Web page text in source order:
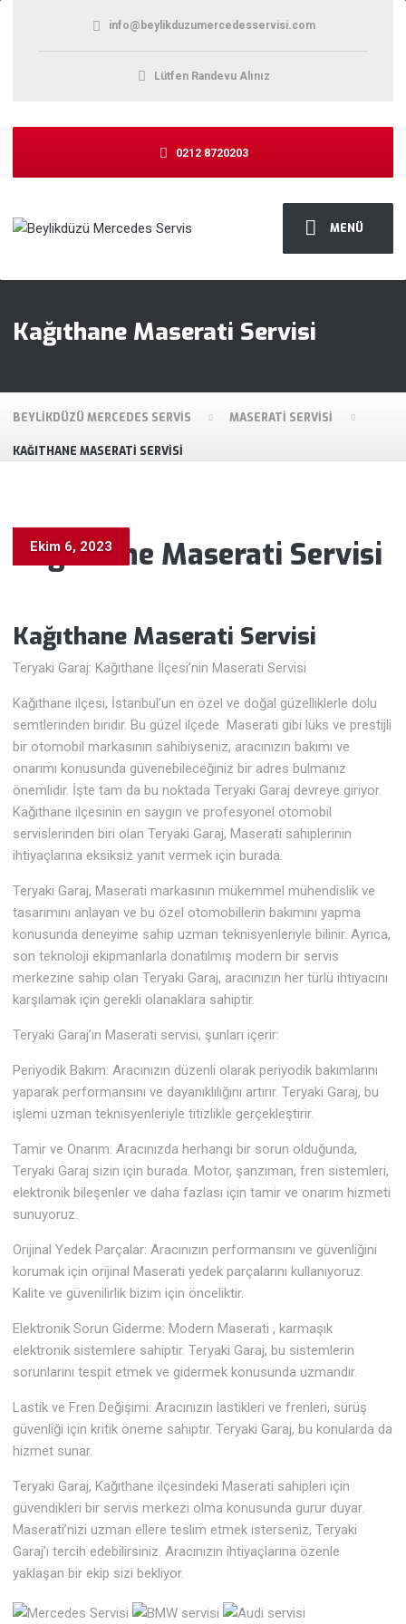
MENÜ
info@beylikduzumercedesservisi.com
Lütfen Randevu Alınız
0212 8720203
Kağıthane Maserati Servisi
BEYLIKDÜZÜ MERCEDES SERVIS MASERATI SERVISI
KAĞITHANE MASERATI SERVISI
Kağıthane Maserati Servisi
Ekim 6, 2023
Kağıthane Maserati Servisi
Teryaki Garaj: Kağıthane İlçesi’nin Maserati Servisi
Kağıthane ilçesi, İstanbul’un en özel ve doğal güzelliklerle dolu
semtlerinden biridir. Bu güzel ilçede Maserati gibi lüks ve prestijli
bir otomobil markasının sahibiyseniz, aracınızın bakımı ve
onarımı konusunda güvenebileceğiniz bir adres bulmanız
önemlidir. İşte tam da bu noktada Teryaki Garaj devreye giriyor.
Kağıthane ilçesinin en saygın ve profesyonel otomobil
servislerinden biri olan Teryaki Garaj, Maserati sahiplerinin
ihtiyaçlarına eksiksiz yanıt vermek için burada.
Teryaki Garaj, Maserati markasının mükemmel mühendislik ve
tasarımını anlayan ve bu özel otomobillerin bakımını yapma
konusunda deneyime sahip uzman teknisyenleriyle bilinir. Ayrıca,
son teknoloji ekipmanlarla donatılmış modern bir servis
merkezine sahip olan Teryaki Garaj, aracınızın her türlü ihtiyacını
karşılamak için gerekli olanaklara sahiptir.
Teryaki Garaj’ın Maserati servisi, şunları içerir:
Periyodik Bakım: Aracınızın düzenli olarak periyodik bakımlarını
yaparak performansını ve dayanıklılığını artırır. Teryaki Garaj, bu
işlemi uzman teknisyenleriyle titizlikle gerçekleştirir.
Tamir ve Onarım: Aracınızda herhangi bir sorun olduğunda,
Teryaki Garaj sizin için burada. Motor, şanzıman, fren sistemleri,
elektronik bileşenler ve daha fazlası için tamir ve onarım hizmeti
sunuyoruz.
Orijinal Yedek Parçalar: Aracınızın performansını ve güvenliğini
korumak için orijinal Maserati yedek parçalarını kullanıyoruz.
Kalite ve güvenilirlik bizim için önceliktir.
Elektronik Sorun Giderme: Modern Maserati , karmaşık
elektronik sistemlere sahiptir. Teryaki Garaj, bu sistemlerin
sorunlarını tespit etmek ve gidermek konusunda uzmandır.
Lastik ve Fren Değişimi: Aracınızın lastikleri ve frenleri, sürüş
güvenliği için kritik öneme sahiptir. Teryaki Garaj, bu konularda da
hizmet sunar.
Teryaki Garaj, Kağıthane ilçesindeki Maserati sahipleri için
güvendikleri bir servis merkezi olma konusunda gurur duyar.
Maserati’nizi uzman ellere teslim etmek isterseniz, Teryaki
Garaj’ı tercih edebilirsiniz. Aracınızın ihtiyaçlarına özenle
yaklaşan bir ekip sizi bekliyor.